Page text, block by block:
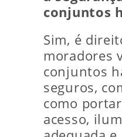
conjuntos
Sim, é
moradores
conjuntos
seguros,
como
acesso,